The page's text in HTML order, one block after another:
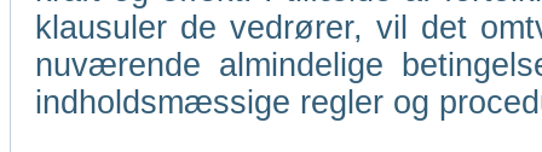
klausuler de vedrører, vil det
nuværende almindelige
indholdsmæssige regler og